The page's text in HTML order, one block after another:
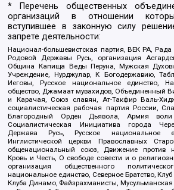
* Перечень общественных
организаций в отношении
вступившее в законную силу
запрете деятельности:
Национал-большевистская партия, ВЕК РА,
Родовой Державы Русь, организация
Община Капища Веды Перуна, Мужская
Учреждение, Нурджулар, К Богодержавию,
Иеговы, Русское национальное единство,
общество, Джамаат мувахидов, Объединенный
и Карачая, Союз славян, Ат-Такфир Валь-
социалистическая рабочая партия России,
Благородный Орден Дьявола, Армия воли
Социалистическая Инициатива города
Держава Русь, Русское национальное
Инглистической церкви Православных
общенациональный союз, Движение против
Кровь и Честь, О свободе совести и о
организация общественного
национальное единство, Северное Братство,
Клуба Динамо, Файзрахманисты, Мусульманская